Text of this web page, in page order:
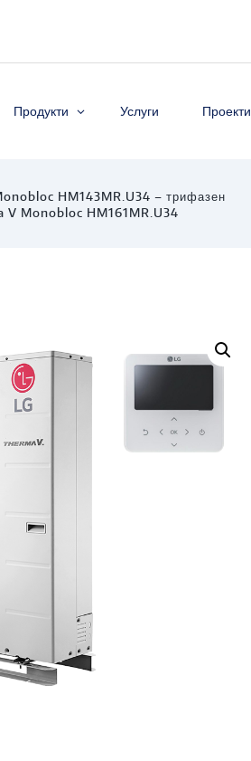
Продукти Услуги Проекти
HM143MR.U34 – трифазен
V Monobloc HM161MR.U34